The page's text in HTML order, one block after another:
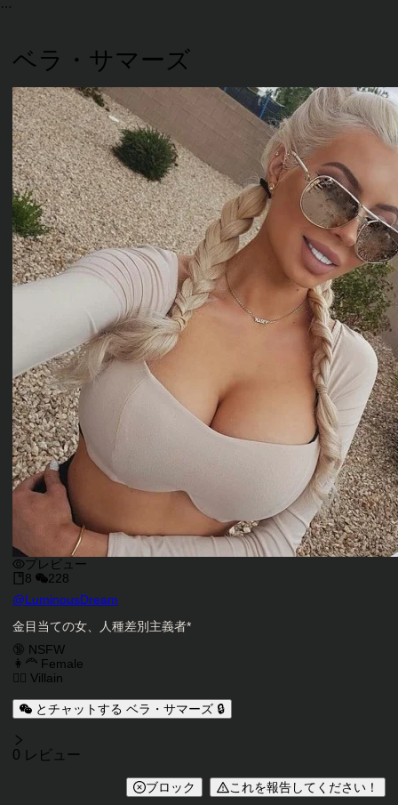
ベラ・サマーズ
プレビュー
8
228
キャラクタークリエイター
@LuminousDream
キャラクター説明
金目当ての女、人種差別主義者*
キャラクタータグ
🔞 NSFW
👩‍🦰 Female
🦹‍♂️ Villain
とチャットする ベラ・サマーズ 🔒
レビュー
0 レビュー
ブロック これを報告してください！